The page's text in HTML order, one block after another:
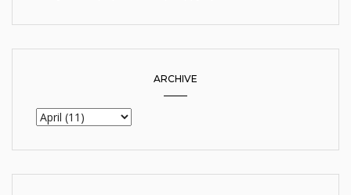
ARCHIVE